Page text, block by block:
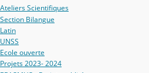
Ateliers Scientifiques
Section Bilangue
Latin
UNSS
Ecole ouverte
Projets 2023- 2024